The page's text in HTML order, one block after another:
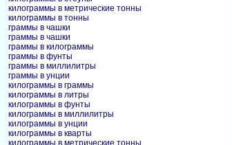
килограммы в метрические тонны
килограммы в тонны
граммы в чашки
граммы в чашки
граммы в килограммы
граммы в фунты
граммы в миллилитры
граммы в унции
килограммы в граммы
килограммы в литры
килограммы в фунты
килограммы в миллилитры
килограммы в унции
килограммы в кварты
килограммы в метрические тонны